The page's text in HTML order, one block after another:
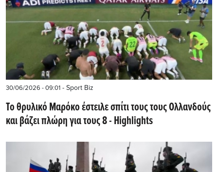
30/06/2026 - 09:01 - Sport Biz
Το θρυλικό Μαρόκο έστειλε σπίτι τους τους Ολλανδούς
και βάζει πλώρη για τους 8 - Ηighlights